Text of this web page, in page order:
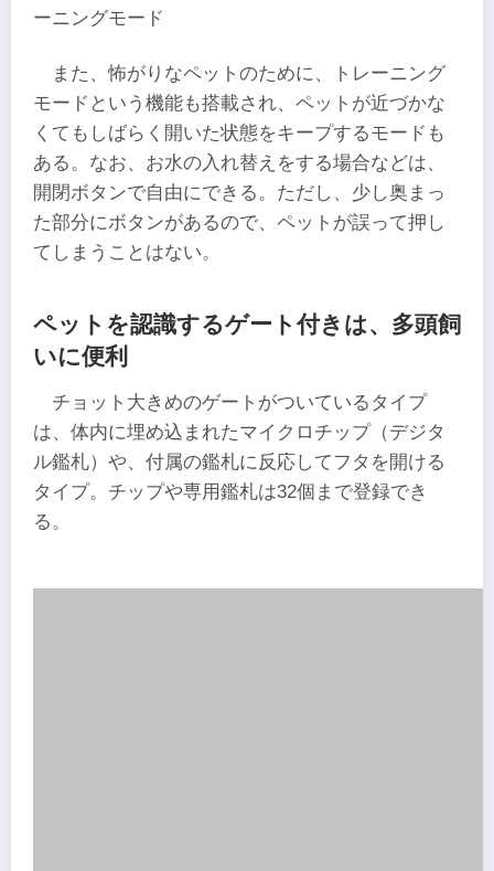
ーニングモード
また、怖がりなペットのために、トレーニング
モードという機能も搭載され、ペットが近づかな
くてもしばらく開いた状態をキープするモードも
ある。なお、お水の入れ替えをする場合などは、
開閉ボタンで自由にできる。ただし、少し奥まっ
た部分にボタンがあるので、ペットが誤って押し
てしまうことはない。
ペットを認識するゲート付きは、多頭飼
いに便利
チョット大きめのゲートがついているタイプ
は、体内に埋め込まれたマイクロチップ（デジタ
ル鑑札）や、付属の鑑札に反応してフタを開ける
タイプ。チップや専用鑑札は32個まで登録でき
る。